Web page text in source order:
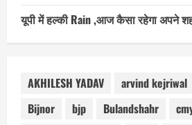
यूपी में हल्की Rain ,आज कैसा रहेगा अपने
AKHILESH YADAV arvind kejriwal
Bijnor
bjp Bulandshahr